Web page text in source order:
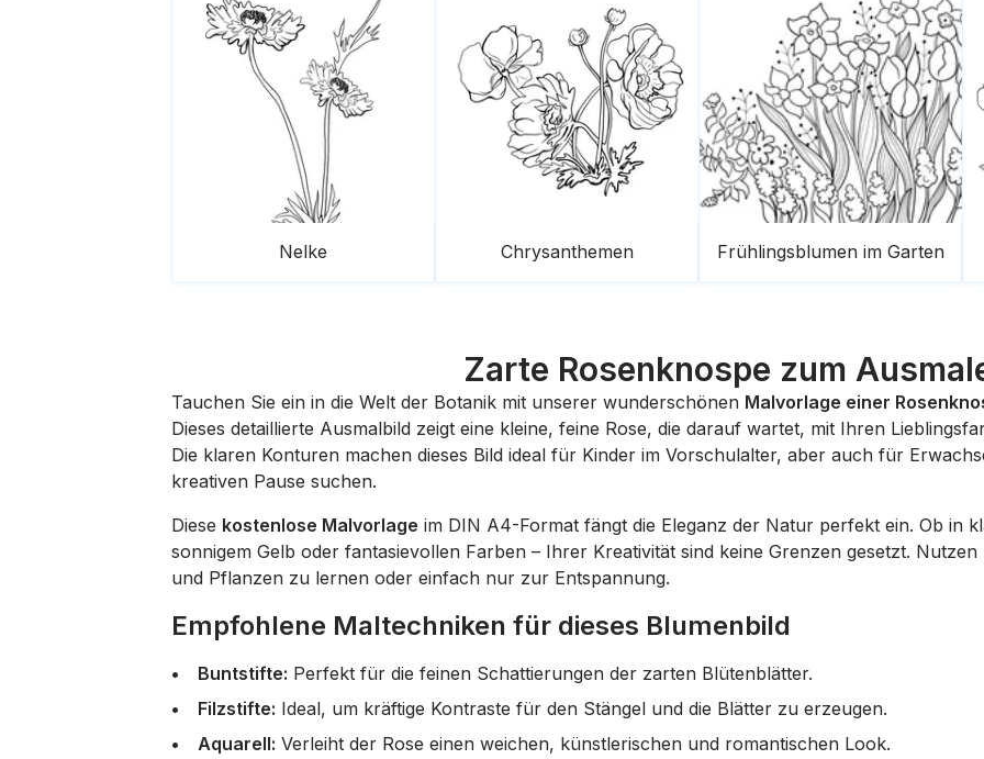
Nelke Chrysanthemen Frühlingsblumen im Garten
Zarte Rosenknospe zum
Tauchen Sie ein in die Welt der Botanik mit unserer wunderschönen Malvorlage einer
Dieses detaillierte Ausmalbild zeigt eine kleine, feine Rose, die darauf wartet, mit Ihren
Die klaren Konturen machen dieses Bild ideal für Kinder im Vorschulalter, aber auch für
kreativen Pause suchen.
Diese kostenlose Malvorlage im DIN A4-Format fängt die Eleganz der Natur perfekt ein. Ob in
sonnigem Gelb oder fantasievollen Farben – Ihrer Kreativität sind keine Grenzen gesetzt.
und Pflanzen zu lernen oder einfach nur zur Entspannung.
Empfohlene Maltechniken für dieses Blumenbild
Buntstifte: Perfekt für die feinen Schattierungen der zarten Blütenblätter.
Filzstifte: Ideal, um kräftige Kontraste für den Stängel und die Blätter zu erzeugen.
Aquarell: Verleiht der Rose einen weichen, künstlerischen und romantischen Look.